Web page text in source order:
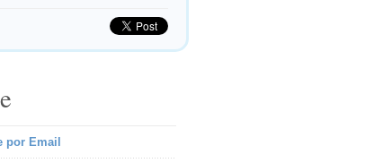
por Email